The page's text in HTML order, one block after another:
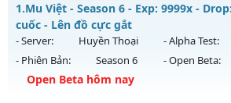
1.Mu Việt - Season 6 - Exp: 9999x -
cuốc - Lên đồ cực gắt
- Server: Huyền Thoại - Alpha Test:
- Phiên Bản:
Season 6 - Open Beta:
Open Beta hôm nay